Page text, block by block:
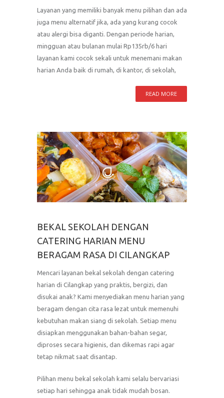
Layanan yang memiliki banyak menu pilihan dan ada
juga menu alternatif jika, ada yang kurang cocok
atau alergi bisa diganti. Dengan periode harian,
mingguan atau bulanan mulai Rp135rb/6 hari
layanan kami cocok sekali untuk menemani makan
harian Anda baik di rumah, di kantor, di sekolah,
READ MORE
BEKAL SEKOLAH DENGAN
CATERING HARIAN MENU
BERAGAM RASA DI CILANGKAP
Mencari layanan bekal sekolah dengan catering
harian di Cilangkap yang praktis, bergizi, dan
disukai anak? Kami menyediakan menu harian yang
beragam dengan cita rasa lezat untuk memenuhi
kebutuhan makan siang di sekolah. Setiap menu
disiapkan menggunakan bahan-bahan segar,
diproses secara higienis, dan dikemas rapi agar
tetap nikmat saat disantap.
Pilihan menu bekal sekolah kami selalu bervariasi
setiap hari sehingga anak tidak mudah bosan.